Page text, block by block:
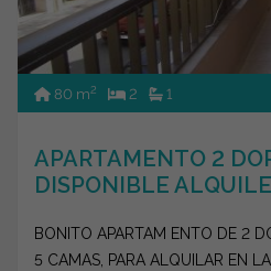
80 m2 2 1
APARTAMENTO 2
DISPONIBLE
BONITO APARTAM ENTO DE 2
5 CAMAS, PARA ALQUILAR EN